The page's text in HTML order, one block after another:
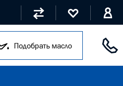
Подобрать масло